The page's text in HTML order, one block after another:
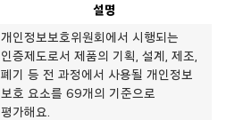
설명
개인정보보호위원회에서 시행되는
인증제도로서 제품의 기획, 설계, 제조,
폐기 등 전 과정에서 사용될 개인정보
보호 요소를 69개의 기준으로
평가해요.